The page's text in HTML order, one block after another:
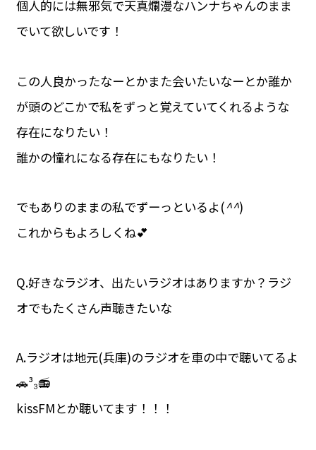
個人的には無邪気で天真爛漫なハンナちゃんのまま
でいて欲しいです！
この人良かったなーとかまた会いたいなーとか誰か
が頭のどこかで私をずっと覚えていてくれるような
存在になりたい！
誰かの憧れになる存在にもなりたい！
でもありのままの私でずーっといるよ(^^)
これからもよろしくね💕
Q.好きなラジオ、出たいラジオはありますか？ラジ
オでもたくさん声聴きたいな
A.ラジオは地元(兵庫)のラジオを車の中で聴いてるよ
🚗³₃📻
kissFMとか聴いてます！！！